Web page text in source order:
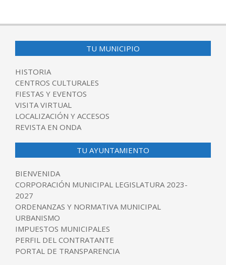
TU MUNICIPIO
HISTORIA
CENTROS CULTURALES
FIESTAS Y EVENTOS
VISITA VIRTUAL
LOCALIZACIÓN Y ACCESOS
REVISTA EN ONDA
TU AYUNTAMIENTO
BIENVENIDA
CORPORACIÓN MUNICIPAL LEGISLATURA 2023-
2027
ORDENANZAS Y NORMATIVA MUNICIPAL
URBANISMO
IMPUESTOS MUNICIPALES
PERFIL DEL CONTRATANTE
PORTAL DE TRANSPARENCIA